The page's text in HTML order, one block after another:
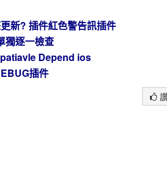
新? 插件紅色警告訊插件
獨逐一檢查
Depend ios
插件